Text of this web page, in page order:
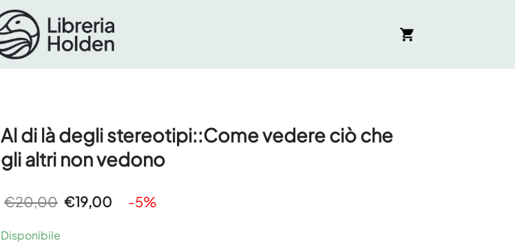
Al di là degli stereotipi::Come vedere ciò che
gli altri non vedono
€20,00 Il
prezzo
€19,00
prezzo
-5%
Disponibile